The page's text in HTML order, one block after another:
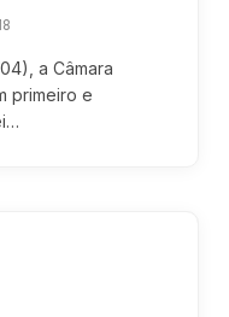
a Câmara
primeiro e